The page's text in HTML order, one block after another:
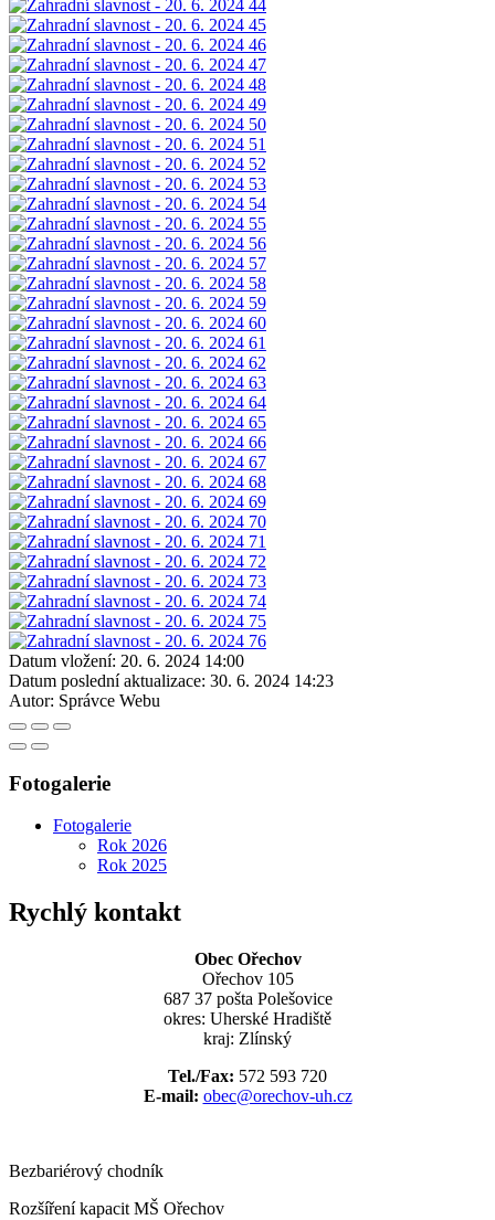
Datum vložení: 20. 6. 2024 14:00
Datum poslední aktualizace: 30. 6. 2024 14:23
Autor: Správce Webu
Fotogalerie
Fotogalerie
Rok 2026
Rok 2025
Rychlý kontakt
Obec Ořechov
Ořechov 105
687 37 pošta Polešovice
okres: Uherské Hradiště
kraj: Zlínský
Tel./Fax: 572 593 720
E-mail: obec@orechov-uh.cz
Bezbariérový chodník
Rozšíření kapacit MŠ Ořechov